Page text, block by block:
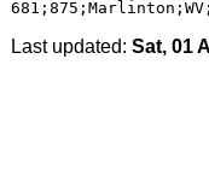
Last updated: Sat, 01